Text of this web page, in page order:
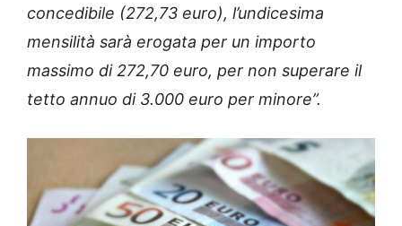
concedibile (272,73 euro), l’undicesima
mensilità sarà erogata per un importo
massimo di 272,70 euro, per non superare il
tetto annuo di 3.000 euro per minore”.